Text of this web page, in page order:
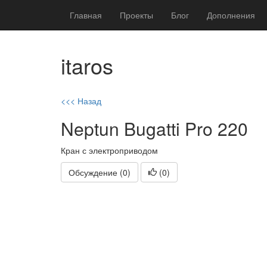
Главная Проекты Блог Дополнения
itaros
<<< Назад
Neptun Bugatti Pro 220
Кран с электроприводом
Обсуждение (0)
(0)